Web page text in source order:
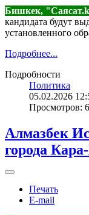
Бишкек,
кандидата будут
установленного
Подробнее...
Подробности
Политика
05.02.2026
Просмотров:
Алмазбек
города
Печать
E-mail